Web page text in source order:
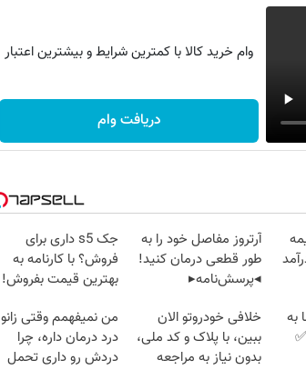
وام خرید کالا با کمترین شرایط و بیشترین اعتبار
دریافت وام
آرتروز مفاصل خود را به
طور قطعی درمان کنید!
◂پرسش‌نامه▸
جک s5 داری برای
فروش؟ با کارنامه به
بهترین قیمت بفروش!
به
خلافی خودروتو الان
ببین، با پلاک و کد ملی،
بدون نیاز به مراجعه
من نمیفهمم وقتی زانو
درد درمان داره، چرا
دردش رو داری تحمل